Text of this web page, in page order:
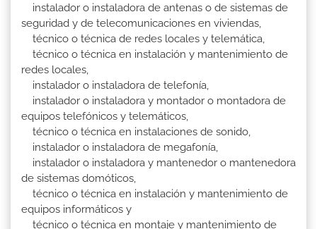
instalador o instaladora de antenas o de sistemas de
seguridad y de telecomunicaciones en viviendas,
técnico o técnica de redes locales y telemática,
técnico o técnica en instalación y mantenimiento de
redes locales,
instalador o instaladora de telefonía,
instalador o instaladora y montador o montadora de
equipos telefónicos y telemáticos,
técnico o técnica en instalaciones de sonido,
instalador o instaladora de megafonía,
instalador o instaladora y mantenedor o mantenedora
de sistemas domóticos,
técnico o técnica en instalación y mantenimiento de
equipos informáticos y
técnico o técnica en montaje y mantenimiento de